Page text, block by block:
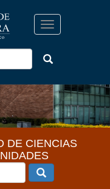
Toggle
navigation
DE CIENCIAS